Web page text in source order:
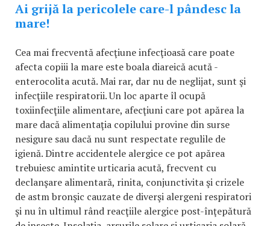
Ai grijă la pericolele care-l pândesc la
mare!
Cea mai frecventă afecţiune infecţioasă care poate
afecta copiii la mare este boala diareică acută -
enterocolita acută. Mai rar, dar nu de neglijat, sunt şi
infecţiile respiratorii. Un loc aparte îl ocupă
toxiinfecţiile alimentare, afecţiuni care pot apărea la
mare dacă alimentaţia copilului provine din surse
nesigure sau dacă nu sunt respectate regulile de
igienă. Dintre accidentele alergice ce pot apărea
trebuiesc amintite urticaria acută, frecvent cu
declanşare alimentară, rinita, conjunctivita şi crizele
de astm bronşic cauzate de diverşi alergeni respiratori
şi nu în ultimul rând reacţiile alergice post-înţepătură